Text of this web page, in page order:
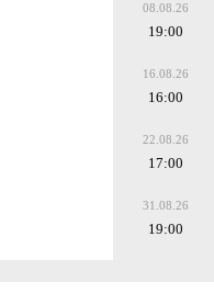
08.08.26
19:00
16.08.26
16:00
22.08.26
17:00
31.08.26
19:00